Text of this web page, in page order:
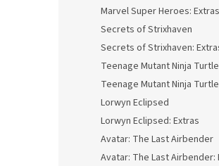
Marvel Super Heroes: Extras
Secrets of Strixhaven
Secrets of Strixhaven:
Teenage Mutant Ninja
Teenage Mutant Ninja
Lorwyn Eclipsed
Lorwyn Eclipsed: Extras
Avatar: The Last Airbender
Avatar: The Last Airbender: